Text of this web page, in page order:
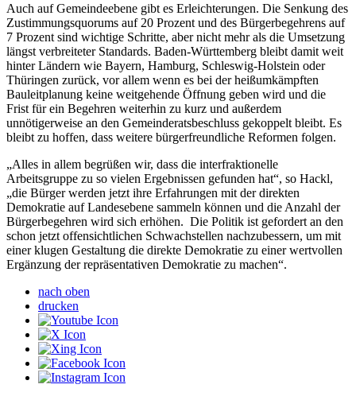
Auch auf Gemeindeebene gibt es Erleichterungen. Die Senkung des
Zustimmungsquorums auf 20 Prozent und des Bürgerbegehrens auf
7 Prozent sind wichtige Schritte, aber nicht mehr als die Umsetzung
längst verbreiteter Standards. Baden-Württemberg bleibt damit weit
hinter Ländern wie Bayern, Hamburg, Schleswig-Holstein oder
Thüringen zurück, vor allem wenn es bei der heißumkämpften
Bauleitplanung keine weitgehende Öffnung geben wird und die
Frist für ein Begehren weiterhin zu kurz und außerdem
unnötigerweise an den Gemeinderatsbeschluss gekoppelt bleibt. Es
bleibt zu hoffen, dass weitere bürgerfreundliche Reformen folgen.
„Alles in allem begrüßen wir, dass die interfraktionelle
Arbeitsgruppe zu so vielen Ergebnissen gefunden hat“, so Hackl,
„die Bürger werden jetzt ihre Erfahrungen mit der direkten
Demokratie auf Landesebene sammeln können und die Anzahl der
Bürgerbegehren wird sich erhöhen. Die Politik ist gefordert an den
schon jetzt offensichtlichen Schwachstellen nachzubessern, um mit
einer klugen Gestaltung die direkte Demokratie zu einer wertvollen
Ergänzung der repräsentativen Demokratie zu machen“.
nach oben
drucken